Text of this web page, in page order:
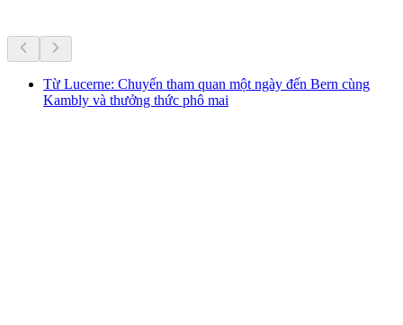
Từ Lucerne: Chuyến tham quan một ngày đến Bern cùng
Kambly và thưởng thức phô mai